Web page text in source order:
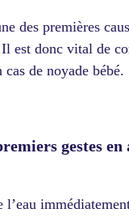
des premières
est donc vital de
cas de noyade bébé.
gestes
l’eau